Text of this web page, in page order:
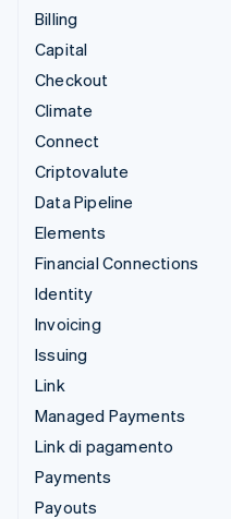
Billing
Capital
Checkout
Climate
Connect
Criptovalute
Data Pipeline
Elements
Financial Connections
Identity
Invoicing
Issuing
Link
Managed Payments
Link di pagamento
Payments
Payouts